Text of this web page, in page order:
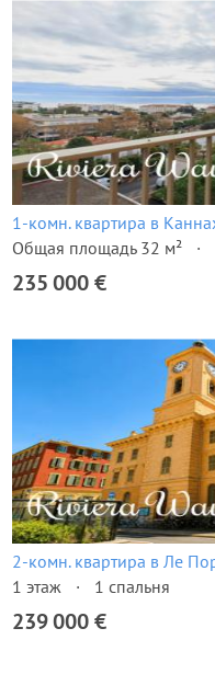
1-комн. квартира в
Общая площадь 32 м²
235 000 €
2-комн. квартира в Ле
1 этаж
1 спальня
239 000 €